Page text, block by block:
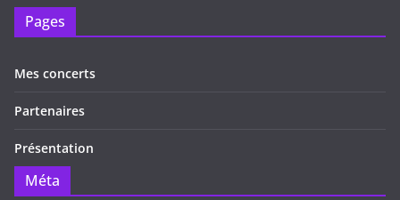
Pages
Mes concerts
Partenaires
Présentation
Méta